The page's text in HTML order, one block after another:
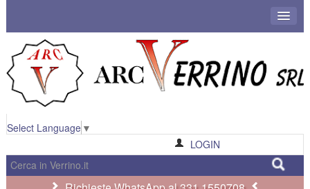
Select Language ▼
LOGIN